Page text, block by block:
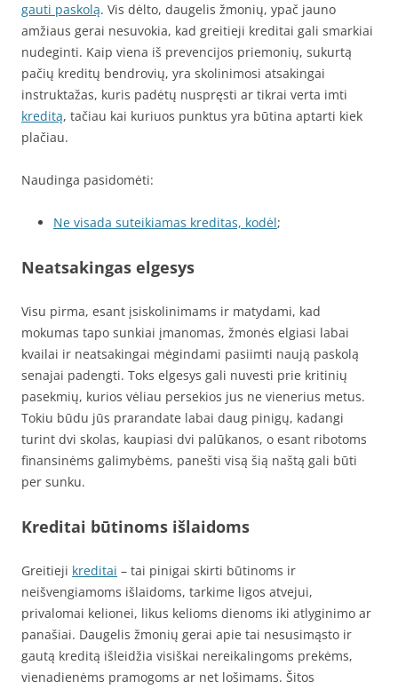
gauti paskolą. Vis dėlto, daugelis žmonių, ypač jauno
amžiaus gerai nesuvokia, kad greitieji kreditai gali smarkiai
nudeginti. Kaip viena iš prevencijos priemonių, sukurtą
pačių kreditų bendrovių, yra skolinimosi atsakingai
instruktažas, kuris padėtų nuspręsti ar tikrai verta imti
kreditą, tačiau kai kuriuos punktus yra būtina aptarti kiek
plačiau.
Naudinga pasidomėti:
Ne visada suteikiamas kreditas, kodėl;
Neatsakingas elgesys
Visu pirma, esant įsiskolinimams ir matydami, kad
mokumas tapo sunkiai įmanomas, žmonės elgiasi labai
kvailai ir neatsakingai mėgindami pasiimti naują paskolą
senajai padengti. Toks elgesys gali nuvesti prie kritinių
pasekmių, kurios vėliau persekios jus ne vienerius metus.
Tokiu būdu jūs prarandate labai daug pinigų, kadangi
turint dvi skolas, kaupiasi dvi palūkanos, o esant ribotoms
finansinėms galimybėms, panešti visą šią naštą gali būti
per sunku.
Kreditai būtinoms išlaidoms
Greitieji kreditai – tai pinigai skirti būtinoms ir
neišvengiamoms išlaidoms, tarkime ligos atvejui,
privalomai kelionei, likus kelioms dienoms iki atlyginimo ar
panašiai. Daugelis žmonių gerai apie tai nesusimąsto ir
gautą kreditą išleidžia visiškai nereikalingoms prekėms,
vienadienėms pramogoms ar net lošimams. Šitos